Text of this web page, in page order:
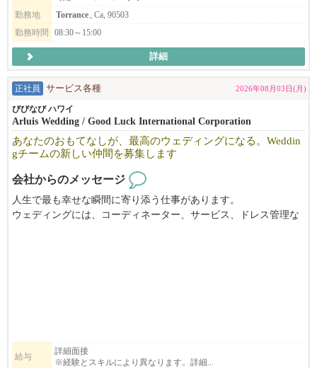
未経験の方も大丈夫です。コツコツ真面目に取り組むことができ
る方。時間に遅れず来れる方。
少しでも気になった方はご連絡ください。
サンディエゴエリアでも２号店をオープン致しました。
ちょっとした時間で午前中もしくは午後に２−３時間、週1日から
でもOK. 朝か午後の短時間を有効活用！ tipが１件あたり$20-$40
あります。
勤務地
Torrance, Ca, 90503
勤務時間
08:30～15:00
詳細
正社員 サービス各種 2026年08月03日(月)
びびなび ハワイ
Arluis Wedding / Good Luck International Corporation
あなたのおもてなしが、最高のウェディングになる。Weddin
gチームの新しい仲間を募集します
会社からのメッセージ
人生で最も幸せな瞬間に寄り添う仕事があります。
ウェディングには、コーディネーター、サービス、ドレス管理な
給与
詳細面接
※経験とスキルにより異なります。詳細...